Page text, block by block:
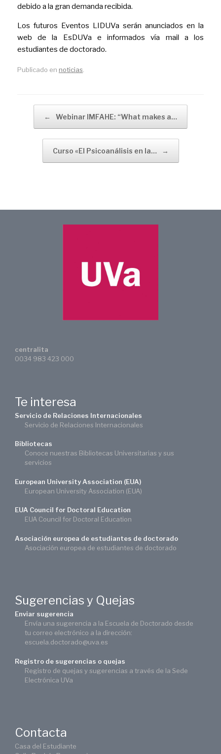
debido a la gran demanda recibida.
Los futuros Eventos LIDUVa serán anunciados en la
web de la EsDUVa e informados vía mail a los
estudiantes de doctorado.
Publicado en noticias
← Webinar IMFAHE: “What makes a…
Curso «El Psicoanálisis en la… →
centralita
0034 983 423 000
Te interesa
Servicio de Relaciones Internacionales
Servicio de Relaciones Internacionales
Bibliotecas
Conoce nuestras Bibliotecas Universitarias y sus
servicios
European University Association (EUA)
European University Association (EUA)
EUA Council for Doctoral Education
EUA Council for Doctoral Education
Asociación europea de estudiantes de doctorado
Asociación europea de estudiantes de doctorado
Sugerencias y Quejas
Enviar sugerencia
Envía una sugerencia a la Escuela de Doctorado desde
tu correo electrónico a la dirección:
escuela.doctorado@uva.es
Registro de sugerencias o quejas
Registro de quejas y sugerencias a través de la Sede
Electrónica UVa
Contacta
Casa del Estudiante